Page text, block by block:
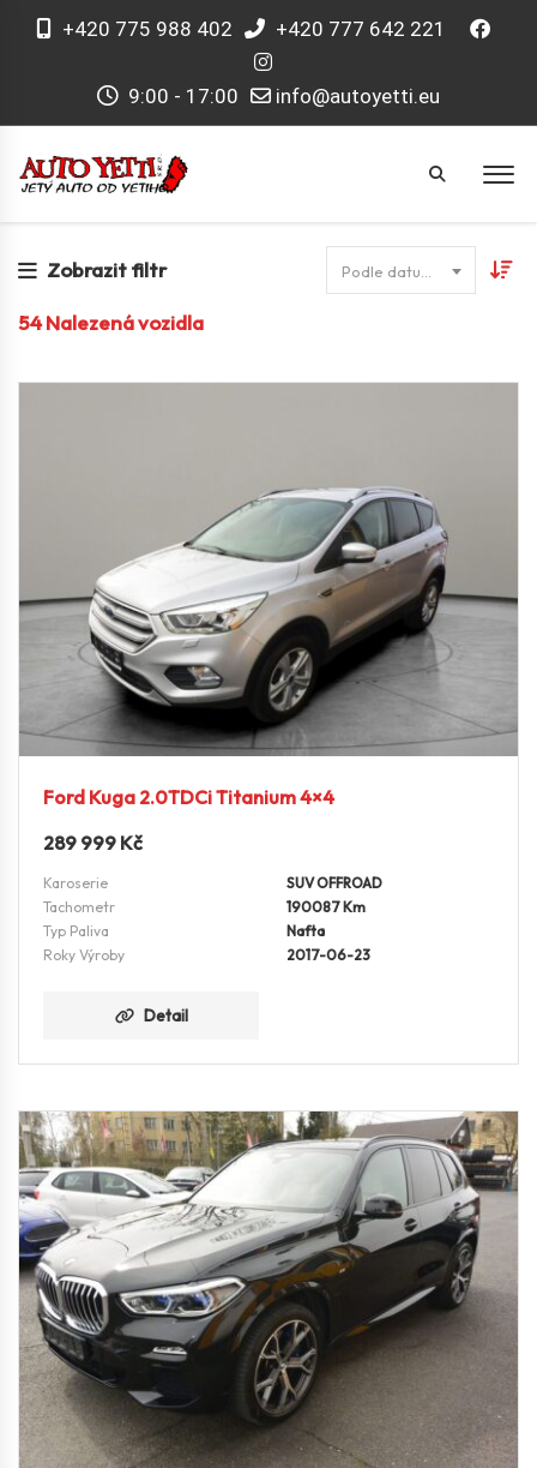
+420 775 988 402 +420 777 642 221
9:00 - 17:00 info@autoyetti.eu
Zobrazit filtr
54Nalezená vozidla
Ford Kuga 2.0TDCi Titanium 4×4
289 999 Kč
Karoserie
SUV OFFROAD
Tachometr
190087 Km
Typ Paliva
Nafta
Roky Výroby
2017-06-23
Detail